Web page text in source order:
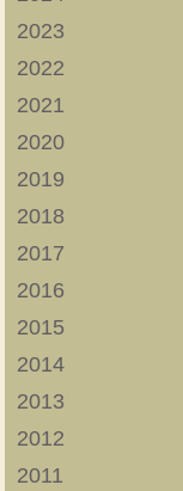
2023
2022
2021
2020
2019
2018
2017
2016
2015
2014
2013
2012
2011